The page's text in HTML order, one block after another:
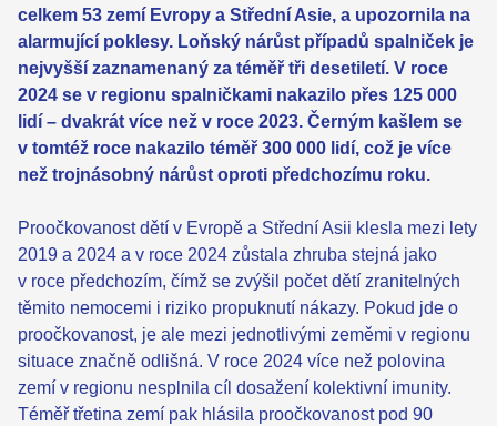
celkem 53 zemí Evropy a Střední Asie, a upozornila na
alarmující poklesy. Loňský nárůst případů spalniček je
nejvyšší zaznamenaný za téměř tři desetiletí. V roce
2024 se v regionu spalničkami nakazilo přes 125 000
lidí – dvakrát více než v roce 2023. Černým kašlem se
v tomtéž roce nakazilo téměř 300 000 lidí, což je více
než trojnásobný nárůst oproti předchozímu roku.
Proočkovanost dětí v Evropě a Střední Asii klesla mezi lety
2019 a 2024 a v roce 2024 zůstala zhruba stejná jako
v roce předchozím, čímž se zvýšil počet dětí zranitelných
těmito nemocemi i riziko propuknutí nákazy. Pokud jde o
proočkovanost, je ale mezi jednotlivými zeměmi v regionu
situace značně odlišná. V roce 2024 více než polovina
zemí v regionu nesplnila cíl dosažení kolektivní imunity.
Téměř třetina zemí pak hlásila proočkovanost pod 90